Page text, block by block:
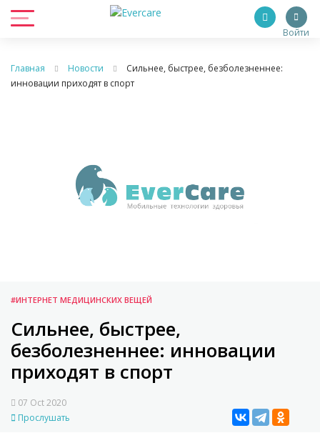
Войти
Главная Новости
Сильнее, быстрее, безболезненнее:
инновации приходят в спорт
#ИНТЕРНЕТ МЕДИЦИНСКИХ ВЕЩЕЙ
Сильнее, быстрее,
безболезненнее: инновации
приходят в спорт
07 Oct 2020
Прослушать